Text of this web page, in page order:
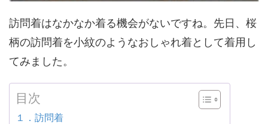
訪問着はなかなか着る機会がないですね。先日、桜
柄の訪問着を小紋のようなおしゃれ着として着用し
てみました。
目次
１．訪問着